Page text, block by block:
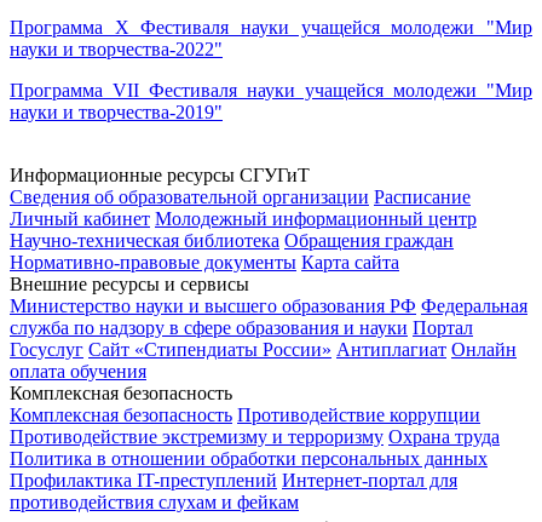
Программа X Фестиваля науки учащейся молодежи "Мир
науки и творчества-2022"
Программа VII Фестиваля науки учащейся молодежи "Мир
науки и творчества-2019"
Информационные ресурсы СГУГиТ
Сведения об образовательной организации Расписание
Личный кабинет Молодежный информационный центр
Научно-техническая библиотека Обращения граждан
Нормативно-правовые документы Карта сайта
Внешние ресурсы и сервисы
Министерство науки и высшего образования РФ Федеральная
служба по надзору в сфере образования и науки Портал
Госуслуг Сайт «Стипендиаты России» Антиплагиат Онлайн
оплата обучения
Комплексная безопасность
Комплексная безопасность Противодействие коррупции
Противодействие экстремизму и терроризму Охрана труда
Политика в отношении обработки персональных данных
Профилактика IT-преступлений Интернет-портал для
противодействия слухам и фейкам